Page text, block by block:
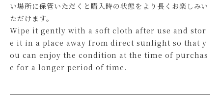
い場所に保管いただくと購入時の状態をより長くお楽しみい
ただけます。
Wipe it gently with a soft cloth after use and stor
e it in a place away from direct sunlight so that y
ou can enjoy the condition at the time of purchas
e for a longer period of time.